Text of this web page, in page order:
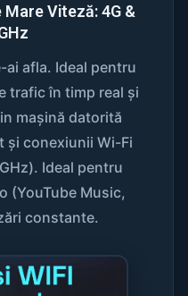
Viteză: 4G &
ai afla. Ideal pentru
trafic în timp real și
mașină datorită
și conexiunii Wi-Fi
Ideal pentru
(YouTube Music,
constante.